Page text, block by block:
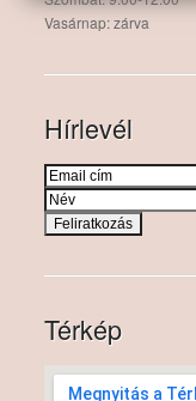
Vasárnap: zárva
Hírlevél
Térkép